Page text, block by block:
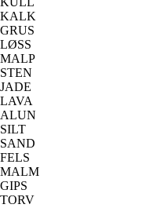
KALK
GRUS
LØSS
MALP
STEN
JADE
LAVA
ALUN
SILT
SAND
FELS
MALM
GIPS
TORV